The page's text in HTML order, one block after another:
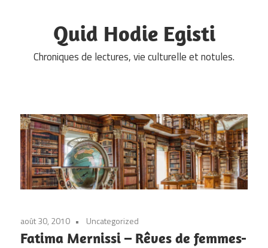
Quid Hodie Egisti
Chroniques de lectures, vie culturelle et notules.
août 30, 2010 Uncategorized
Fatima Mernissi – Rêves de femmes-